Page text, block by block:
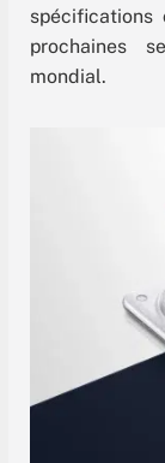
spécifications
prochaines
mondial.